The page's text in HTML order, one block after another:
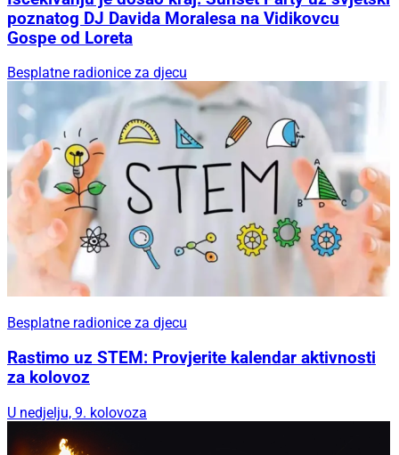
poznatog DJ Davida Moralesa na Vidikovcu
Gospe od Loreta
Besplatne radionice za djecu
Besplatne radionice za djecu
Rastimo uz STEM: Provjerite kalendar aktivnosti
za kolovoz
U nedjelju, 9. kolovoza